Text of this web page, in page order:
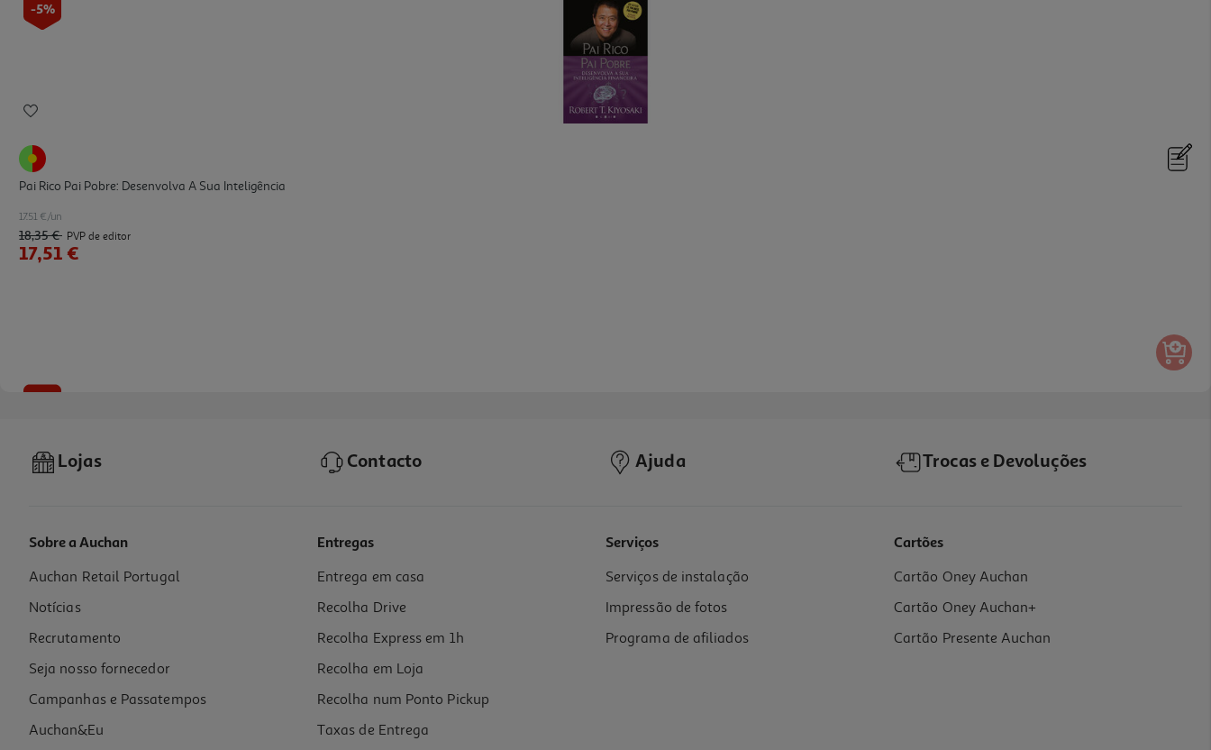
-5%
Pai Rico Pai Pobre: Desenvolva A Sua Inteligência
17.51 €/un
18,35 € PVP de editor
17,51 €
Livro Dinheiro Para Elas! De Inês Correia
14.85 €/un
14,85 €
Lojas Contacto Ajuda Trocas e Devoluções
Sobre a Auchan
Auchan Retail Portugal
Notícias
Recrutamento
Seja nosso fornecedor
Campanhas e Passatempos
Auchan&Eu
Entregas
Entrega em casa
Recolha Drive
Recolha Express em 1h
Recolha em Loja
Recolha num Ponto Pickup
Taxas de Entrega
Serviços
Serviços de instalação
Impressão de fotos
Programa de afiliados
Cartões
Cartão Oney Auchan
Cartão Oney Auchan+
Cartão Presente Auchan